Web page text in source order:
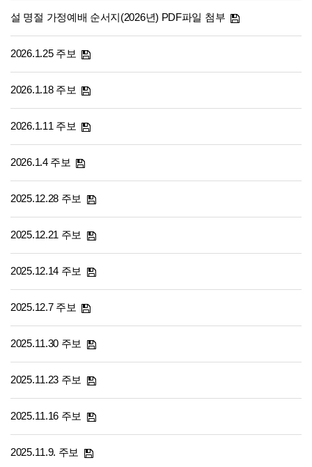
설 명절 가정예배 순서지(2026년) PDF파일 첨부
2026.1.25 주보
2026.1.18 주보
2026.1.11 주보
2026.1.4 주보
2025.12.28 주보
2025.12.21 주보
2025.12.14 주보
2025.12.7 주보
2025.11.30 주보
2025.11.23 주보
2025.11.16 주보
2025.11.9. 주보